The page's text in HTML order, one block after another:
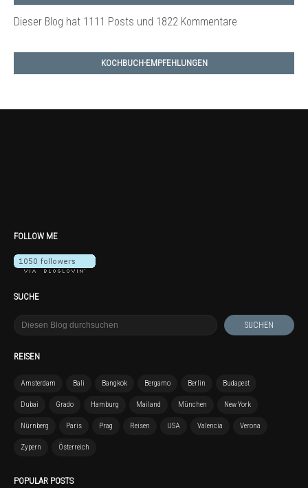
Dieser Blog hat 1111 Posts und 1822 Kommentare
KOCHBUCH-EMPFEHLUNGEN
FOLLOW ME
SUCHE
REISEN
Amsterdam Bali Bangkok Bergamo Berlin Budapest
Dubai Grado Hamburg Mailand München New York
Nürnberg Paris Prag Reisen USA Valencia Verona
Zypern Österreich
POPULAR POSTS